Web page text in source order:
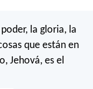
la gloria, la
que están en
Jehová, es el